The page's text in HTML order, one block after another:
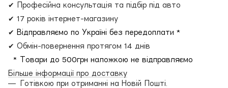
✔ Професійна консультація та підбір під авто
✔ 17 років інтернет-магазину
✔ Відправляємо по Україні без передоплати *
✔ Обмін-повернення протягом 14 днів
* Товари до 500грн наложкою не відправляємо
Більше інформації про доставку
Готівкою при отриманні на Новій Пошті.